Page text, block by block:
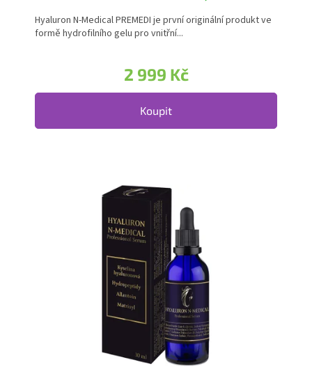
2 999 Kč
Koupit
Hyaluron N-Medical PREMEDI je první originální produkt ve
formě hydrofilního gelu pro vnitřní...